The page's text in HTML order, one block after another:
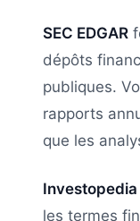
SEC EDGAR
dépôts
publiques.
rapports
que les
Investopedia
les termes